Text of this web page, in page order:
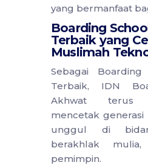
yang bermanfaat
Boarding
Terbaik yang
Muslimah
Sebagai
Terbaik, IDN
Akhwat terus
mencetak generasi
unggul di
berakhlak
pemimpin.